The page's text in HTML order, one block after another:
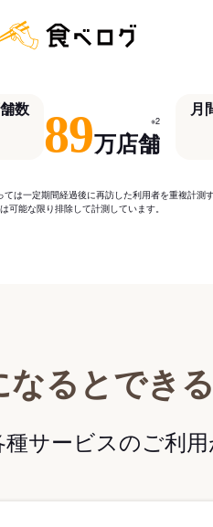
数 89万店舗
※2
月
は一定期間経過後に再訪した利用者を重複計
能な限り排除して計測しています。
なるとでき
サービスのご利